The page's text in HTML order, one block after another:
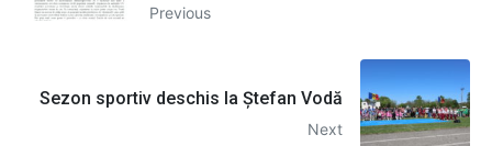
Previous
Sezon sportiv deschis la Ștefan Vodă
Next